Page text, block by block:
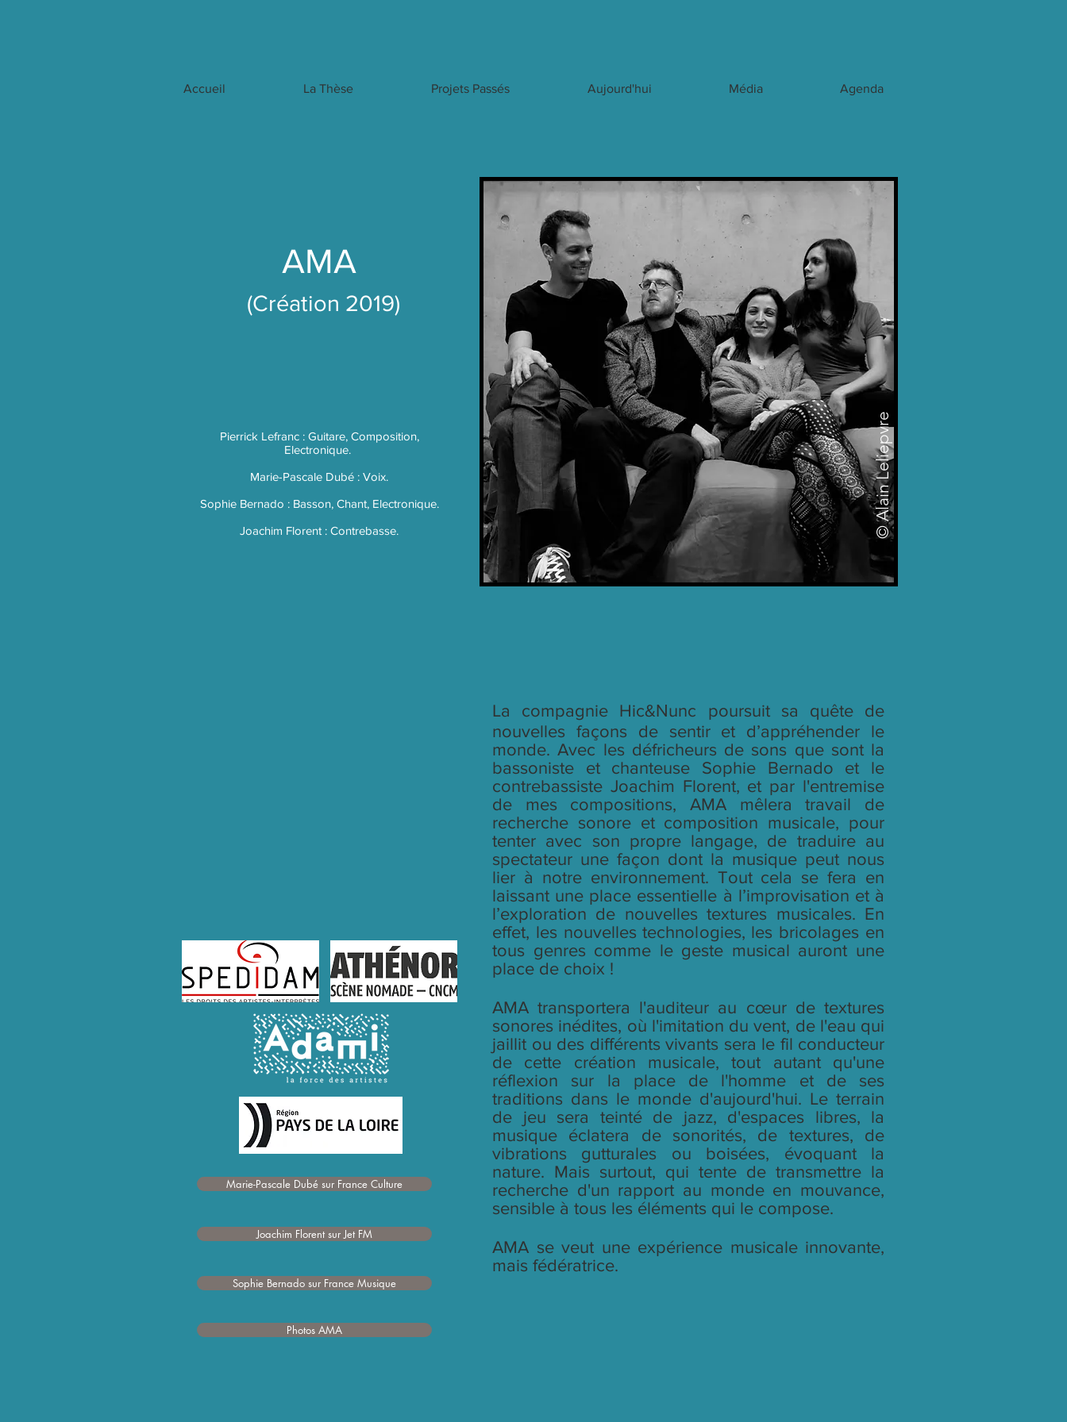
Accueil La Thèse Projets Passés Aujourd'hui Média Agenda
AMA
(Création 2019)
Pierrick Lefranc : Guitare, Composition,
Electronique.
Marie-Pascale Dubé : Voix.
Sophie Bernado : Basson, Chant, Electronique.
Joachim Florent : Contrebasse.
© Alain Leliepvre
Marie-Pascale Dubé sur France Culture
Joachim Florent sur Jet FM
Sophie Bernado sur France Musique
Photos AMA
La compagnie Hic&Νunc poursuit sa quête de
nouvelles façons de sentir et d’appréhender le
monde. Avec les défricheurs de sons que sont la
bassoniste et chanteuse Sophie Bernado et le
contrebassiste Joachim Florent, et par l'entremise
de mes compositions, AMA mêlera travail de
recherche sonore et composition musicale, pour
tenter avec son propre langage, de traduire au
spectateur une façon dont la musique peut nous
lier à notre environnement. Tout cela se fera en
laissant une place essentielle à l’improvisation et à
l’exploration de nouvelles textures musicales. En
effet, les nouvelles technologies, les bricolages en
tous genres comme le geste musical auront une
place de choix !
AMA transportera l'auditeur au cœur de textures
sonores inédites, où l'imitation du vent, de l'eau qui
jaillit ou des différents vivants sera le fil conducteur
de cette création musicale, tout autant qu'une
réflexion sur la place de l'homme et de ses
traditions dans le monde d'aujourd'hui. Le terrain
de jeu sera teinté de jazz, d'espaces libres, la
musique éclatera de sonorités, de textures, de
vibrations gutturales ou boisées, évoquant la
nature. Mais surtout, qui tente de transmettre la
recherche d'un rapport au monde en mouvance,
sensible à tous les éléments qui le compose.
AMA se veut une expérience musicale innovante,
mais fédératrice.